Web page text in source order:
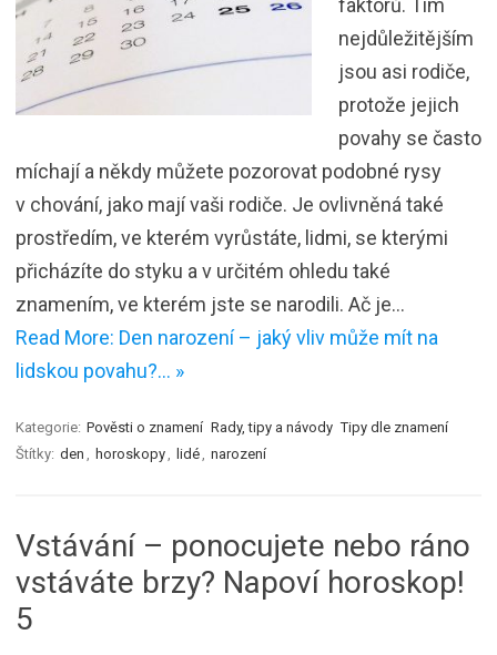
nejdůležitějším
jsou asi rodiče,
protože jejich
povahy se často
míchají a někdy můžete pozorovat podobné rysy
v chování, jako mají vaši rodiče. Je ovlivněná také
prostředím, ve kterém vyrůstáte, lidmi, se kterými
přicházíte do styku a v určitém ohledu také
znamením, ve kterém jste se narodili. Ač je…
Read More: Den narození – jaký vliv může mít na
lidskou povahu?… »
Kategorie: Pověsti o znamení Rady, tipy a návody Tipy dle znamení
Štítky: den horoskopy lidé narození
Vstávání – ponocujete nebo ráno
vstáváte brzy? Napoví horoskop!
5